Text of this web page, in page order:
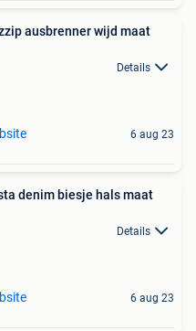
ausbrenner wijd maat
Details
6 aug 23
denim biesje hals maat
Details
6 aug 23